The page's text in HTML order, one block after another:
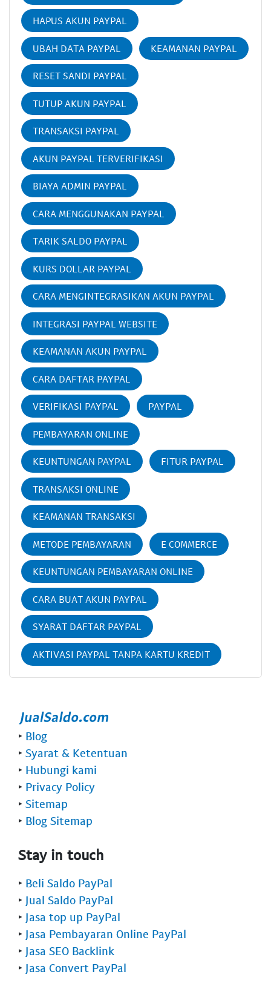
HAPUS AKUN PAYPAL
UBAH DATA PAYPAL KEAMANAN PAYPAL
RESET SANDI PAYPAL
TUTUP AKUN PAYPAL
TRANSAKSI PAYPAL
AKUN PAYPAL TERVERIFIKASI
BIAYA ADMIN PAYPAL
CARA MENGGUNAKAN PAYPAL
TARIK SALDO PAYPAL
KURS DOLLAR PAYPAL
CARA MENGINTEGRASIKAN AKUN PAYPAL
INTEGRASI PAYPAL WEBSITE
KEAMANAN AKUN PAYPAL
CARA DAFTAR PAYPAL
VERIFIKASI PAYPAL PAYPAL
PEMBAYARAN ONLINE
KEUNTUNGAN PAYPAL FITUR PAYPAL
TRANSAKSI ONLINE
KEAMANAN TRANSAKSI
METODE PEMBAYARAN E COMMERCE
KEUNTUNGAN PEMBAYARAN ONLINE
CARA BUAT AKUN PAYPAL
SYARAT DAFTAR PAYPAL
AKTIVASI PAYPAL TANPA KARTU KREDIT
‣ Blog
‣ Syarat & Ketentuan
‣ Hubungi kami
‣ Privacy Policy
‣ Sitemap
‣ Blog Sitemap
Stay in touch
‣ Beli Saldo PayPal
‣ Jual Saldo PayPal
‣ Jasa top up PayPal
‣ Jasa Pembayaran Online PayPal
‣ Jasa SEO Backlink
‣ Jasa Convert PayPal